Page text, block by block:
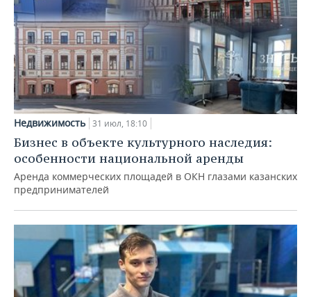
Недвижимость 31 июл, 18:10
Бизнес в объекте культурного наследия:
особенности национальной аренды
Аренда коммерческих площадей в ОКН глазами казанских
предпринимателей